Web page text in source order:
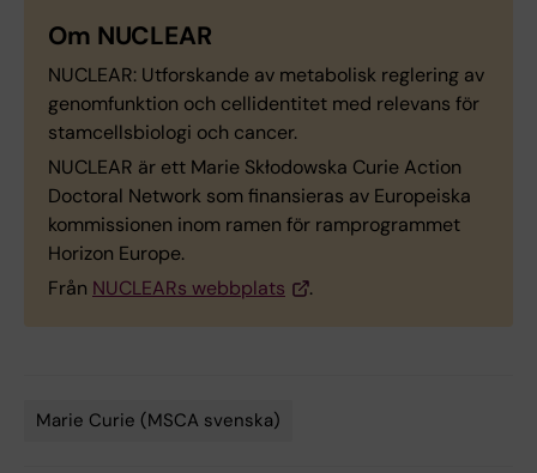
Om NUCLEAR
NUCLEAR: Utforskande av metabolisk reglering av
genomfunktion och cellidentitet med relevans för
stamcellsbiologi och cancer.
NUCLEAR är ett Marie Skłodowska Curie Action
Doctoral Network som finansieras av Europeiska
kommissionen inom ramen för ramprogrammet
Horizon Europe.
Från NUCLEARs webbplats .
Marie Curie (MSCA svenska)